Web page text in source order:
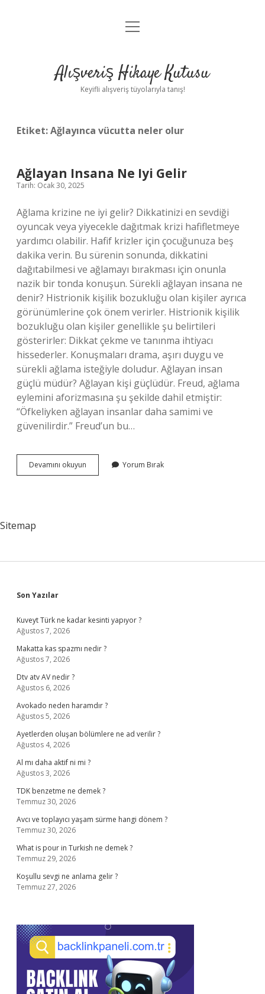
Anasayfa
Yasal Uyarı
menüyü
Alışveriş Hikaye Kutusu
Keyifli alışveriş tüyolarıyla tanış!
Etiket:Ağlayınca vücutta neler olur
Ağlayan Insana Ne Iyi Gelir
Tarih: Ocak 30, 2025
Ağlama krizine ne iyi gelir? Dikkatinizi en sevdiği
oyuncak veya yiyecekle dağıtmak krizi hafifletmeye
yardımcı olabilir. Hafif krizler için çocuğunuza beş
dakika verin. Bu sürenin sonunda, dikkatini
dağıtabilmesi ve ağlamayı bırakması için onunla
nazik bir tonda konuşun. Sürekli ağlayan insana ne
denir? Histrionik kişilik bozukluğu olan kişiler ayrıca
görünümlerine çok önem verirler. Histrionik kişilik
bozukluğu olan kişiler genellikle şu belirtileri
gösterirler: Dikkat çekme ve tanınma ihtiyacı
hissederler. Konuşmaları drama, aşırı duygu ve
sürekli ağlama isteğiyle doludur. Ağlayan insan
güçlü müdür? Ağlayan kişi güçlüdür. Freud, ağlama
eylemini aforizmasına şu şekilde dahil etmiştir:
“Öfkeliyken ağlayan insanlar daha samimi ve
güvenilirdir.” Freud’un bu…
Devamını okuyun Ağlayan
Insana
Yorum Bırak
Sitemap
Sidebar
Son Yazılar
Kuveyt Türk ne kadar kesinti yapıyor ?
Ağustos 7, 2026
Makatta kas spazmı nedir ?
Ağustos 7, 2026
Dtv atv AV nedir ?
Ağustos 6, 2026
Avokado neden haramdır ?
Ağustos 5, 2026
Ayetlerden oluşan bölümlere ne ad verilir ?
Ağustos 4, 2026
Al mı daha aktif ni mi ?
Ağustos 3, 2026
TDK benzetme ne demek ?
Temmuz 30, 2026
Avcı ve toplayıcı yaşam sürme hangi dönem ?
Temmuz 30, 2026
What is pour in Turkish ne demek ?
Temmuz 29, 2026
Koşullu sevgi ne anlama gelir ?
Temmuz 27, 2026